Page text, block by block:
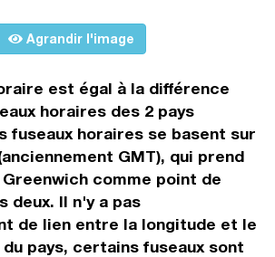
Agrandir l'image
est égal à la différence
horaires des 2 pays
fuseaux horaires se basent sur
GMT), qui prend
comme point de
deux. Il n'y a pas
de lien entre la longitude et le
pays, certains fuseaux sont